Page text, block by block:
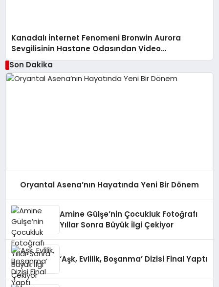
Kanadalı İnternet Fenomeni Bronwin Aurora
Sevgilisinin Hastane Odasından Video
Paylaşımıyla Olay Yarattı
Son Dakika
Oryantal Asena’nın Hayatında Yeni Bir Dönem
Amine Gülşe’nin Çocukluk Fotoğrafı
Yıllar Sonra Büyük İlgi Çekiyor
‘Aşk, Evlilik, Boşanma’ Dizisi Final Yaptı